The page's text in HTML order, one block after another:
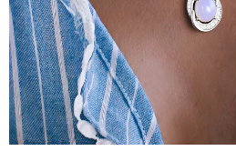
Designs